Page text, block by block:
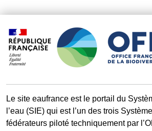
Le site eaufrance est le portail du
l’eau (SIE) qui est l’un des trois
fédérateurs piloté techniquement par